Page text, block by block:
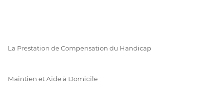
La Prestation de Compensation du Handicap
Maintien et Aide à Domicile